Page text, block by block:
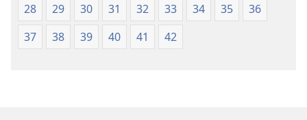
28
29 30 31 32 33 34 35
36
37
38 39 40 41 42